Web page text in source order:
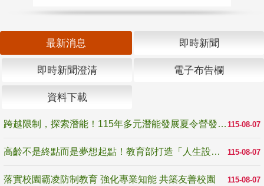
最新消息 即時新聞
即時新聞澄清 電子布告欄
資料下載
115-08-07
跨越限制，探索潛能！115年多元潛能發展夏令營發掘生命無限可能
115-08-07
高齡不是終點而是夢想起點！教育部打造「人生設計夢工場」 參展第3屆高齡健康產業博覽會
115-08-07
落實校園霸凌防制教育 強化專業知能 共築友善校園